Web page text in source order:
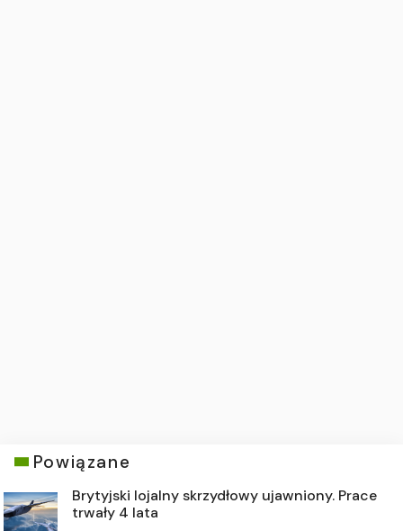
Powiązane
Brytyjski lojalny skrzydłowy ujawniony. Prace
trwały 4 lata